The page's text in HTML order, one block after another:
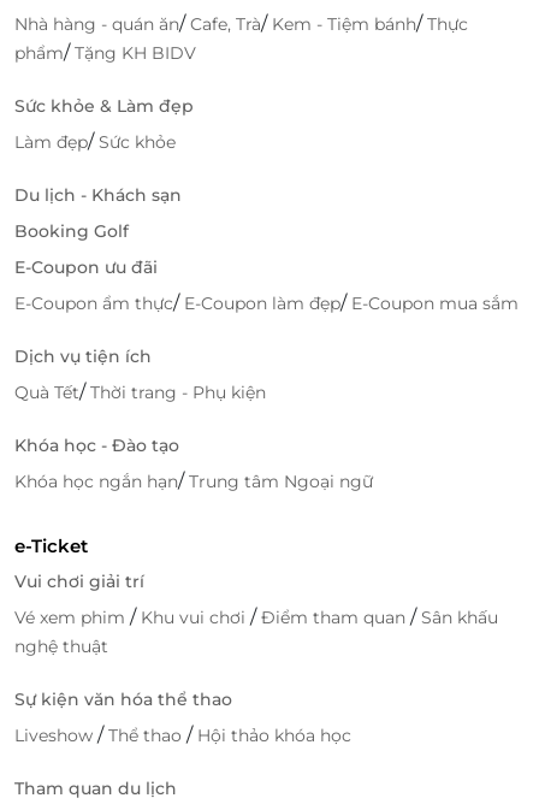
giải trí hấp dẫn bạn nhé!
Nhà hàng - quán ăn/Cafe, Trà/ Kem - Tiệm bánh/Thực
phẩm/Tặng KH BIDV
Sức khỏe & Làm đẹp
Làm đẹp/Sức khỏe
Du lịch - Khách sạn
Booking Golf
E-Coupon ưu đãi
E-Coupon ẩm thực/ E-Coupon làm đẹp/ E-Coupon mua sắm
Dịch vụ tiện ích
Quà Tết/Thời trang - Phụ kiện
Khóa học - Đào tạo
Khóa học ngắn hạn/Trung tâm Ngoại ngữ
e-Ticket
Vui chơi giải trí
Vé xem phim / Khu vui chơi /Điểm tham quan /Sân khấu
nghệ thuật
Sự kiện văn hóa thể thao
Liveshow /Thể thao / Hội thảo khóa học
Tham quan du lịch